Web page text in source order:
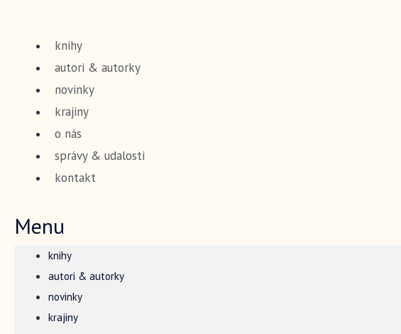
knihy
autori & autorky
novinky
krajiny
o nás
správy & udalosti
kontakt
Menu
knihy
autori & autorky
novinky
krajiny